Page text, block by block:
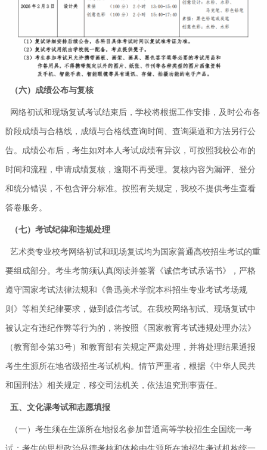
（六）成绩公布与复核
网络初试和现场复试考试结束后，学校将根据工作安排，及时公布各
阶段成绩与合格线，成绩与合格线查询时间、查询渠道和方法另行公
告。成绩公布后，考生如对本人考试成绩有异议，可按照我校公布的
时间和流程，申请成绩复核，逾期不再受理。复核内容为漏评、登分
和统分错误，不包含评分标准。按照有关规定，我校不提供考生查看
答卷服务。
（七）考试纪律和违规处理
艺术类专业校考网络初试和现场复试均为国家普通高校招生考试的重
要组成部分。考生考前须认真阅读并签署《诚信考试承诺书》，严格
遵守国家考试法律法规和《鲁迅美术学院本科招生专业考试考场规
则》等相关纪律要求，做到诚信考试。在我校网络初试、现场复试中
被认定有违纪作弊等行为的，将按照《国家教育考试违规处理办法》
（教育部令第33号）和教育部有关规定严肃处理，并将处理结果通报
考生生源所在地省级招生考试机构。情节严重者，根据《中华人民共
和国刑法》相关规定，移交司法机关，依法追究刑事责任。
五、 文化课考试和志愿填报
（一）考生须在生源所在地报名参加普通高等学校招生全国统一考